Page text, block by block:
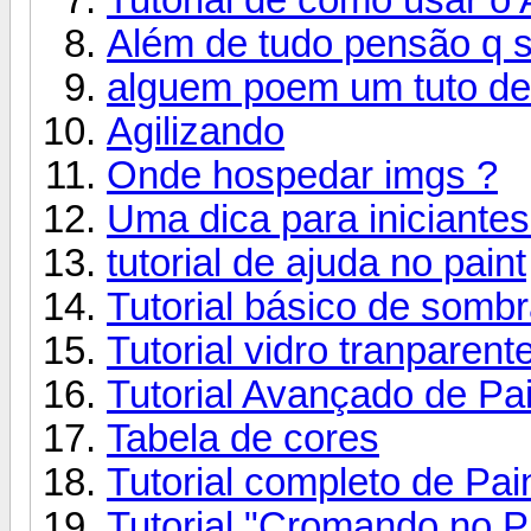
Além de tudo pensão q
alguem poem um tuto
Agilizando
Onde hospedar imgs ?
Uma dica para
tutorial de ajuda no paint
Tutorial básico de
Tutorial vidro
Tutorial Avançado de
Tabela de cores
Tutorial completo de